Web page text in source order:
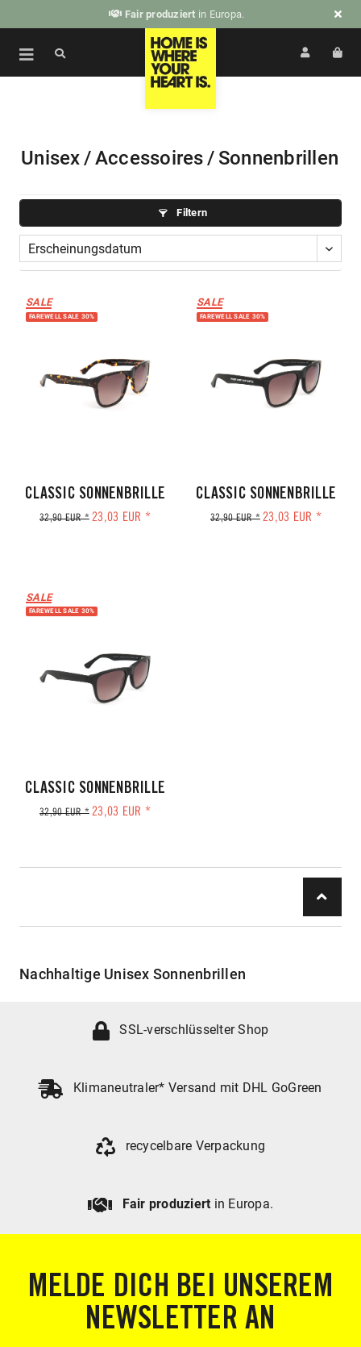
Fair produziert in Europa.
Unisex/Accessoires/ Sonnenbrillen
Filtern
SALE
FAREWELL SALE 30%
CLASSIC SONNENBRILLE
32,90 EUR * 23,03 EUR *
SALE
FAREWELL SALE 30%
CLASSIC SONNENBRILLE
32,90 EUR * 23,03 EUR *
SALE
FAREWELL SALE 30%
CLASSIC SONNENBRILLE
32,90 EUR * 23,03 EUR *
Nachhaltige Unisex Sonnenbrillen
SSL-verschlüsselter Shop
Klimaneutraler* Versand mit DHL GoGreen
recycelbare Verpackung
Fair produziert in Europa.
MELDE DICH BEI UNSEREM
NEWSLETTER AN